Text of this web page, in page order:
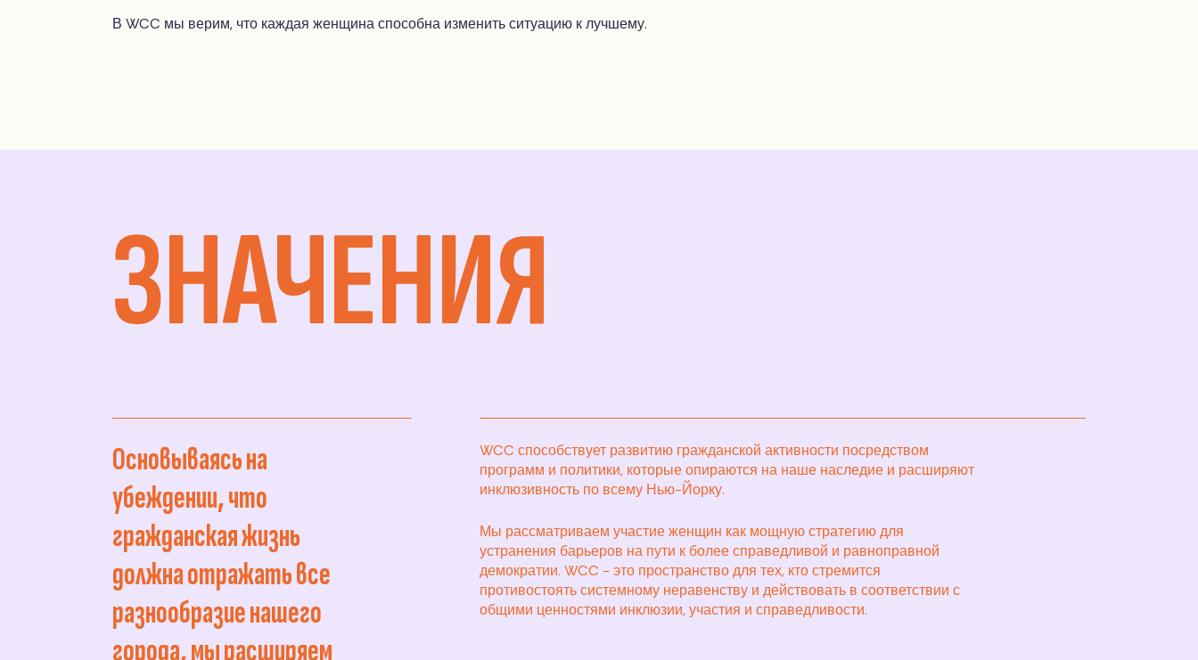
В WCC мы верим, что каждая женщина способна изменить ситуацию к лучшему.
ЗНАЧЕНИЯ
Основываясь на
убеждении, что
гражданская жизнь
должна отражать все
разнообразие нашего
города, мы расширяем
WCC способствует развитию гражданской активности посредством
программ и политики, которые опираются на наше наследие и расширяют
инклюзивность по всему Нью-Йорку.
Мы рассматриваем участие женщин как мощную стратегию для
устранения барьеров на пути к более справедливой и равноправной
демократии. WCC - это пространство для тех, кто стремится
противостоять системному неравенству и действовать в соответствии с
общими ценностями инклюзии, участия и справедливости.